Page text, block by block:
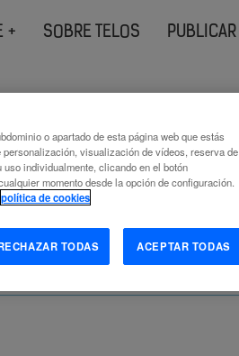
+ SOBRE TELOS PUBLICAR
o apartado de esta página web que estás
visualización de vídeos, reserva de
individualmente, clicando en el botón
momento desde la opción de configuración.
política de cookies
TODAS ACEPTAR TODAS